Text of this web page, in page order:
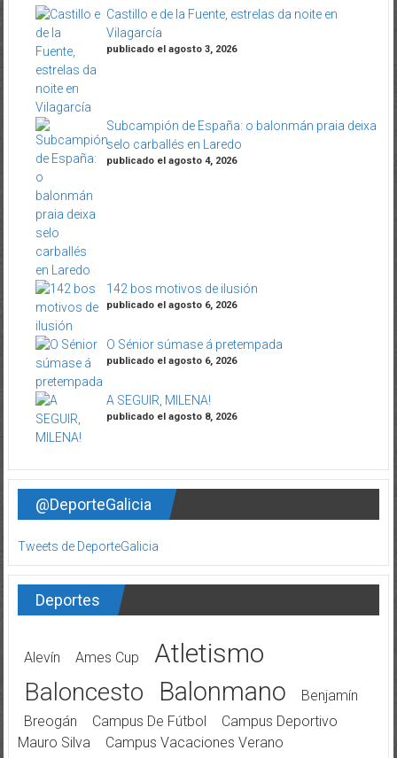
Castillo e de la Fuente, estrelas da noite en
Vilagarcía
publicado el agosto 3, 2026
Subcampión de España: o balonmán praia deixa
selo carballés en Laredo
publicado el agosto 4, 2026
142 bos motivos de ilusión
publicado el agosto 6, 2026
O Sénior súmase á pretempada
publicado el agosto 6, 2026
A SEGUIR, MILENA!
publicado el agosto 8, 2026
@DeporteGalicia
Tweets de DeporteGalicia
Deportes
Alevín Ames Cup Atletismo
Baloncesto Balonmano
Benjamín
Breogán
Campus De Fútbol
Campus Deportivo
Mauro Silva
Campus Vacaciones Verano